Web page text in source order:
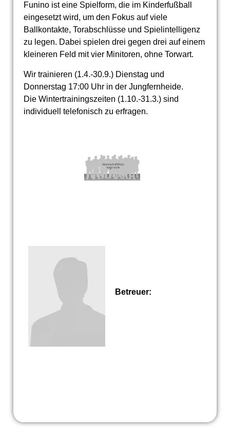
Funino ist eine Spielform, die im Kinderfußball
eingesetzt wird, um den Fokus auf viele
Ballkontakte, Torabschlüsse und Spielintelligenz
zu legen. Dabei spielen drei gegen drei auf einem
kleineren Feld mit vier Minitoren, ohne Torwart.
Wir trainieren (1.4.-30.9.) Dienstag und
Donnerstag 17:00 Uhr in der Jungfernheide.
Die Wintertrainingszeiten (1.10.-31.3.) sind
individuell telefonisch zu erfragen.
Betreuer: